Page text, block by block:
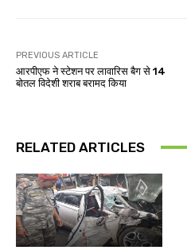
PREVIOUS ARTICLE
आरपीएफ ने स्टेशन पर लावारिस बैग से 14
बोतल विदेशी शराब बरामद किया
RELATED ARTICLES